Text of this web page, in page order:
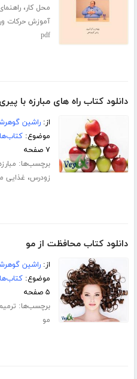
محل کار،
آموزش حرکات
pdf
دانلود کتاب راه های مبارزه با
از:راشین
موضوع:
۷ صفحه
برچسب‌ها:
زودرس، غذایی
دانلود کتاب محافظت از مو
از:راشین
موضوع:
۵ صفحه
برچسب‌ها:
مو